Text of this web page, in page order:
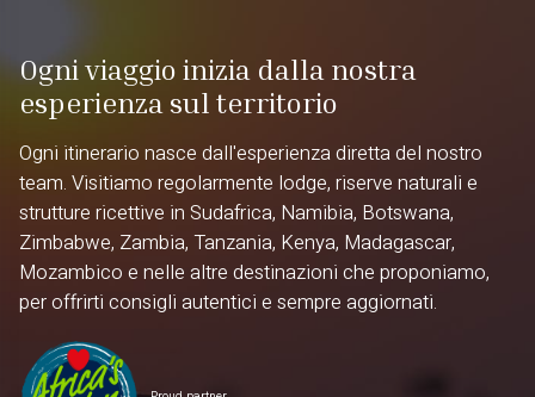
Ogni viaggio inizia dalla nostra
esperienza sul territorio
Ogni itinerario nasce dall'esperienza diretta del nostro
team. Visitiamo regolarmente lodge, riserve naturali e
strutture ricettive in Sudafrica, Namibia, Botswana,
Zimbabwe, Zambia, Tanzania, Kenya, Madagascar,
Mozambico e nelle altre destinazioni che proponiamo,
per offrirti consigli autentici e sempre aggiornati.